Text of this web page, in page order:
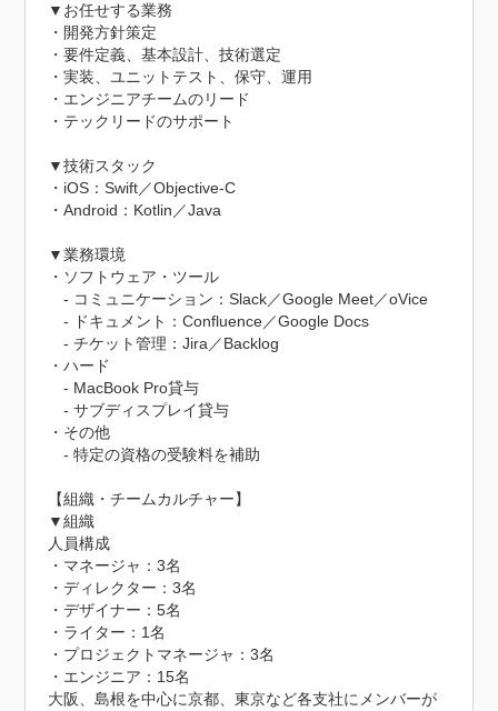
▼お任せする業務
・開発方針策定
・要件定義、基本設計、技術選定
・実装、ユニットテスト、保守、運用
・エンジニアチームのリード
・テックリードのサポート
▼技術スタック
・iOS：Swift／Objective-C
・Android：Kotlin／Java
▼業務環境
・ソフトウェア・ツール
- コミュニケーション：Slack／Google Meet／oVice
- ドキュメント：Confluence／Google Docs
- チケット管理：Jira／Backlog
・ハード
- MacBook Pro貸与
- サブディスプレイ貸与
・その他
- 特定の資格の受験料を補助
【組織・チームカルチャー】
▼組織
人員構成
・マネージャ：3名
・ディレクター：3名
・デザイナー：5名
・ライター：1名
・プロジェクトマネージャ：3名
・エンジニア：15名
大阪、島根を中心に京都、東京など各支社にメンバーが